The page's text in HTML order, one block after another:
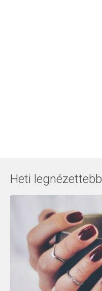
Heti legnézettebb